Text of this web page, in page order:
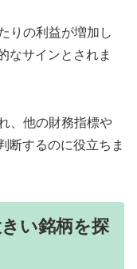
りの利益が増加し
なサインとされま
、他の財務指標や
断するのに役立ちま
い銘柄を探